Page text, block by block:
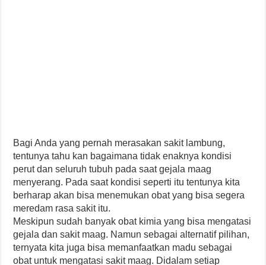
Bagi Anda yang pernah merasakan sakit lambung,
tentunya tahu kan bagaimana tidak enaknya kondisi
perut dan seluruh tubuh pada saat gejala maag
menyerang. Pada saat kondisi seperti itu tentunya kita
berharap akan bisa menemukan obat yang bisa segera
meredam rasa sakit itu.
Meskipun sudah banyak obat kimia yang bisa mengatasi
gejala dan sakit maag. Namun sebagai alternatif pilihan,
ternyata kita juga bisa memanfaatkan madu sebagai
obat untuk mengatasi sakit maag. Didalam setiap